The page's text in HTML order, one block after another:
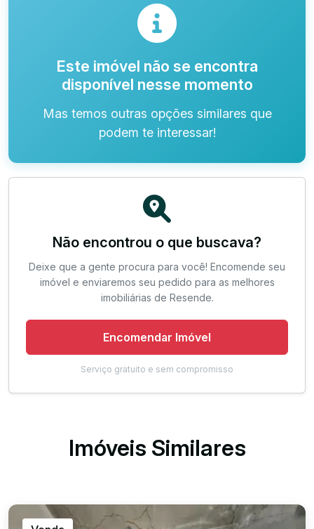
Este imóvel não se encontra
disponível nesse momento
Mas temos outras opções similares que
podem te interessar!
Não encontrou o que buscava?
Deixe que a gente procura para você! Encomende seu
imóvel e enviaremos seu pedido para as melhores
imobiliárias de Resende.
Encomendar Imóvel
Serviço gratuito e sem compromisso
Imóveis Similares